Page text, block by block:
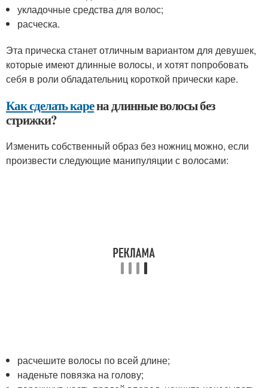
укладочные средства для волос;
расческа.
Эта прическа станет отличным вариантом для девушек,
которые имеют длинные волосы, и хотят попробовать
себя в роли обладательниц короткой прически каре.
Как сделать карена длинные волосы без
стрижки?
Изменить собственный образ без ножниц можно, если
произвести следующие манипуляции с волосами:
расчешите волосы по всей длине;
наденьте повязка на голову;